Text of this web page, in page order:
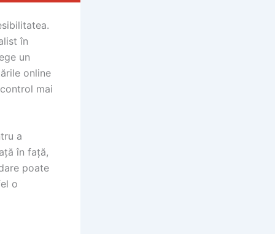
în
un
online
mai
a
în față,
poate
o